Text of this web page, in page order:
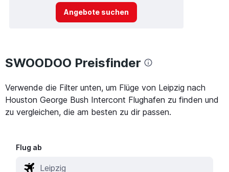
Angebote suchen
SWOODOO Preisfinder
Verwende die Filter unten, um Flüge von Leipzig nach
Houston George Bush Intercont Flughafen zu finden und
zu vergleichen, die am besten zu dir passen.
Flug ab